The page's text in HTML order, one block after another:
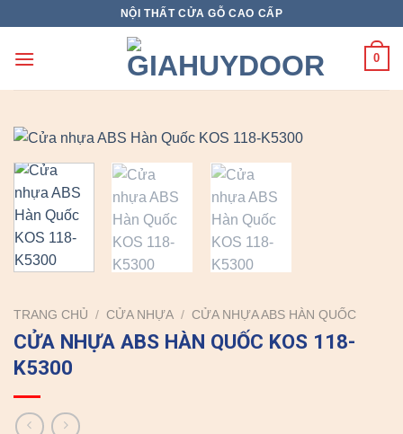
content
NỘI THẤT CỬA GỖ CAO CẤP
0
TRANG CHỦ / CỬA NHỰA / CỬA NHỰA ABS HÀN QUỐC
CỬA NHỰA ABS HÀN QUỐC KOS 118-
K5300